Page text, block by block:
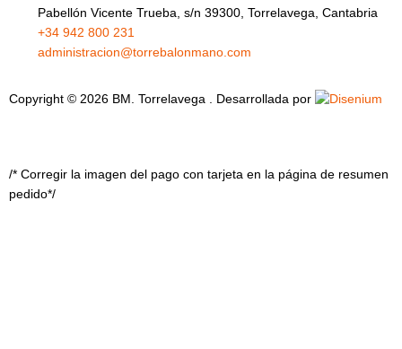
Pabellón Vicente Trueba, s/n 39300, Torrelavega, Cantabria
+34 942 800 231
administracion@torrebalonmano.com
Copyright © 2026 BM. Torrelavega . Desarrollada por
/* Corregir la imagen del pago con tarjeta en la página de resumen
pedido*/